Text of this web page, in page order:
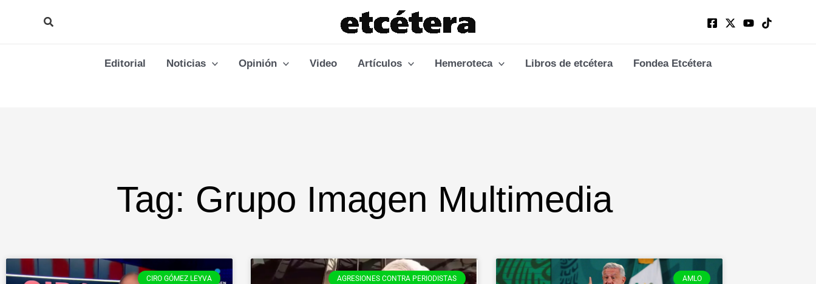
Buscar
Editorial Noticias Opinión Video Artículos Hemeroteca Libros de etcétera Fondea Etcétera
Tag: Grupo Imagen Multimedia
CIRO GÓMEZ LEYVA AGRESIONES CONTRA PERIODISTAS AMLO